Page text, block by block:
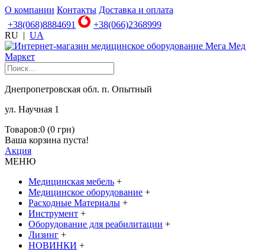
О компании Контакты Доставка и оплата
+38(068)8884691
+38(066)2368999
RU | UA
Днепропетровская обл. п. Опытный
ул. Научная 1
Товаров:0 (0 грн)
Ваша корзина пуста!
Акция
МЕНЮ
Медицинская мебель +
Медицинское оборудование +
Расходные Материалы +
Инструмент +
Оборудование для реабилитации +
Лизинг +
НОВИНКИ +